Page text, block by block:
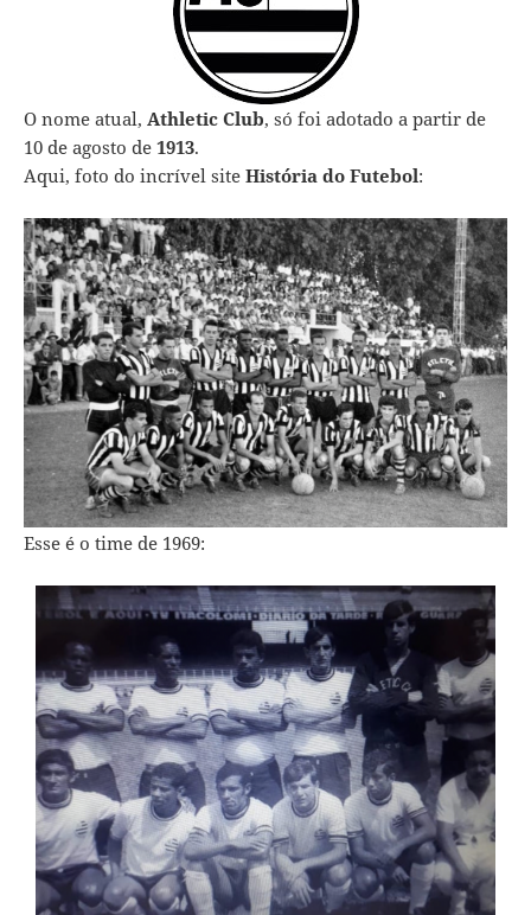
O nome atual, Athletic Club, só foi adotado a partir de
10 de agosto de 1913.
Aqui, foto do incrível site História do Futebol:
Esse é o time de 1969: